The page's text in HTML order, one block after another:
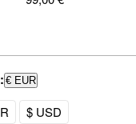
€ EUR
$ USD